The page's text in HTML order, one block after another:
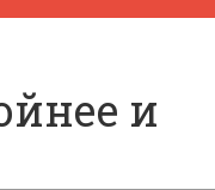
и